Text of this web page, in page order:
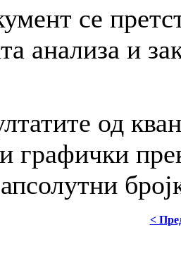
се
анализа и
од
графички
<